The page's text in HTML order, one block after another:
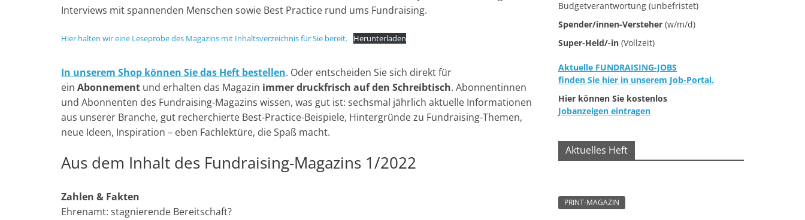
z
f
r
S
i
r
o
s
p
a
I
n
e
Interviews mit spannenden Menschen sowie Best Practice rund ums Fundraising.
Hier halten wir eine Leseprobe des Magazins mit Inhaltsverzeichnis für Sie bereit. Herunterladen
In unserem Shop können Sie das Heft bestellen. Oder entscheiden Sie sich direkt für
ein Abonnement und erhalten das Magazin immer druckfrisch auf den Schreibtisch. Abonnentinnen
und Abonnenten des Fundraising-Magazins wissen, was gut ist: sechsmal jährlich aktuelle Informationen
aus unserer Branche, gut recherchierte Best-Practice-Beispiele, Hintergründe zu Fundraising-Themen,
neue Ideen, Inspiration – eben Fachlektüre, die Spaß macht.
Aus dem Inhalt des Fundraising-Magazins 1/2022
Zahlen & Fakten
Ehrenamt: stagnierende Bereitschaft?
Budgetverantwortung (unbefristet)
Spender/innen-Versteher (w/m/d)
Super-Held/-in (Vollzeit)
Aktuelle FUNDRAISING-JOBS
finden Sie hier in unserem Job-Portal.
Hier können Sie kostenlos
Jobanzeigen eintragen
Aktuelles Heft
PRINT-MAGAZIN